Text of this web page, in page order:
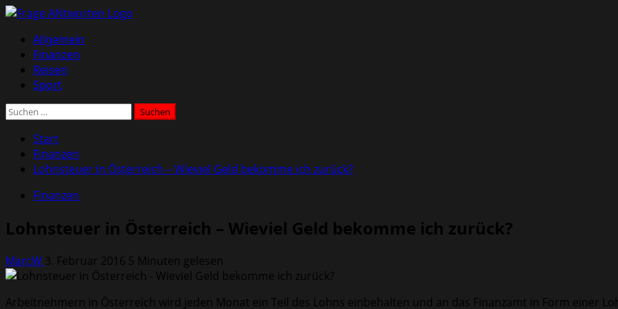
Zum
springen
Primäres
Menü
Allgemein
Finanzen
Reisen
Sport
Suchen
Start
Finanzen
Lohnsteuer in Österreich – Wieviel Geld bekomme ich zurück?
Finanzen
Lohnsteuer in Österreich – Wieviel Geld bekomme ich zurück?
MarcW 3. Februar 2016 5 Minuten gelesen
Arbeitnehmern in Österreich wird jeden Monat ein Teil des Lohns einbehalten und an das Finanzamt in Form einer